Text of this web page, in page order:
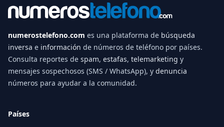
numerostelefono.com es una plataforma de búsqueda
inversa e información de números de teléfono por países.
Consulta reportes de spam, estafas, telemarketing y
mensajes sospechosos (SMS / WhatsApp), y denuncia
números para ayudar a la comunidad.
Países